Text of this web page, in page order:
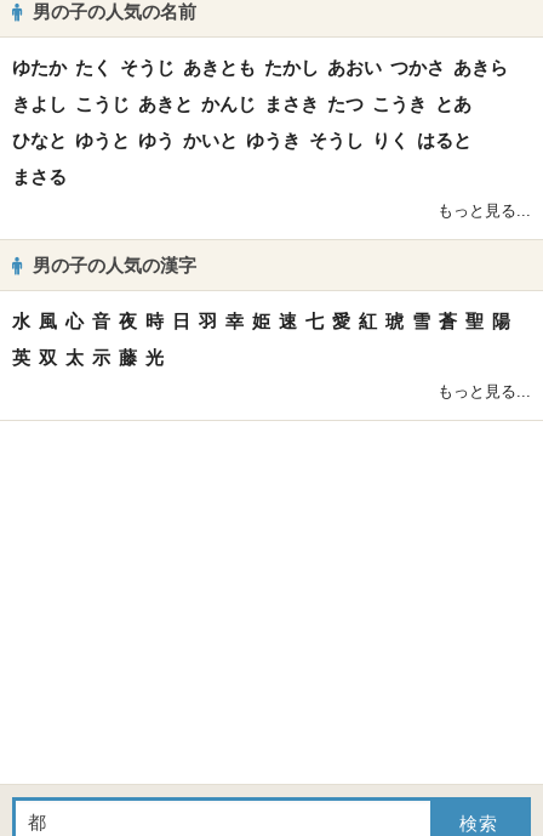
男の子の人気の名前
ゆたか たく そうじ あきとも たかし あおい つかさ あきら
きよし こうじ あきと かんじ まさき たつ こうき
とあ
ひなと ゆうと ゆう かいと ゆうき そうし りく
はると
まさる
もっと見る...
男の子の人気の漢字
水 風 心 音 夜 時 日 羽 幸 姫 速 七 愛 紅 琥 雪 蒼 聖 陽
英 双 太 示 藤 光
もっと見る...